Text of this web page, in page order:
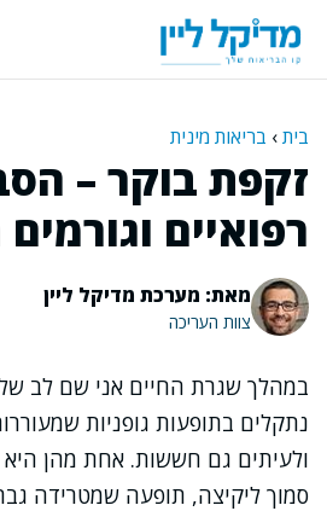
לתוכן
בית› בריאות מינית
זקפת בוקר –
רפואיים
מאת: מערכת מדיקל ליין
צוות העריכה
במהלך שגרת החיים אני שם לב
נתקלים בתופעות גופניות
ולעיתים גם חששות. אחת מהן
סמוך ליקיצה, תופעה שמטרידה